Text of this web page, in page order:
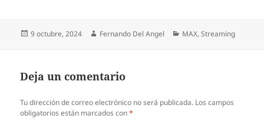
Publicado
9 octubre, 2024 Autor
Fernando Del Angel Categorías
MAX,Streaming
Deja un comentario
Tu dirección de correo electrónico no será publicada. Los campos
obligatorios están marcados con*